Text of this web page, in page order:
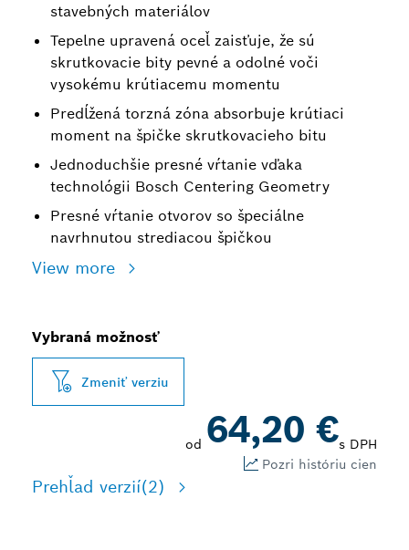
stavebných materiálov
Tepelne upravená oceľ zaisťuje, že sú
skrutkovacie bity pevné a odolné voči
vysokému krútiacemu momentu
Predĺžená torzná zóna absorbuje krútiaci
moment na špičke skrutkovacieho bitu
Jednoduchšie presné vŕtanie vďaka
technológii Bosch Centering Geometry
Presné vŕtanie otvorov so špeciálne
navrhnutou strediacou špičkou
View more
Vybraná možnosť
Zmeniť verziu
od 64,20 €s DPH
Pozri históriu cien
Prehľad verzií(2)